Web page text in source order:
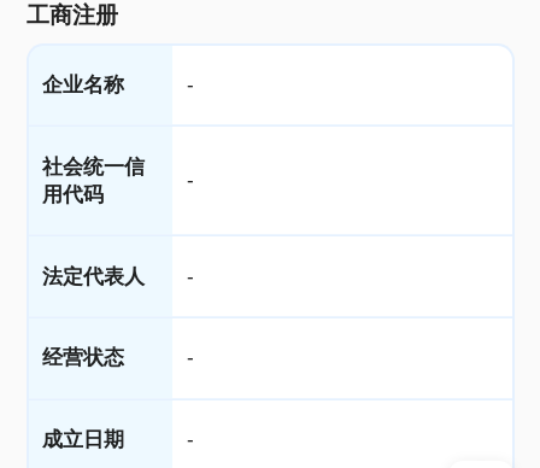
工商注册
企业名称 -
社会统一信
用代码
-
法定代表人 -
经营状态 -
成立日期 -